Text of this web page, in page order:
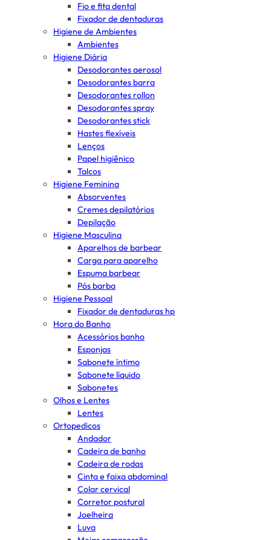
Fio e fita dental
Fixador de dentaduras
Higiene de Ambientes
Ambientes
Higiene Diária
Desodorantes aerosol
Desodorantes barra
Desodorantes rollon
Desodorantes spray
Desodorantes stick
Hastes flexíveis
Lenços
Papel higiênico
Talcos
Higiene Feminina
Absorventes
Cremes depilatórios
Depilação
Higiene Masculina
Aparelhos de barbear
Carga para aparelho
Espuma barbear
Pós barba
Higiene Pessoal
Fixador de dentaduras hp
Hora do Banho
Acessórios banho
Esponjas
Sabonete íntimo
Sabonete líquido
Sabonetes
Olhos e Lentes
Lentes
Ortopedicos
Andador
Cadeira de banho
Cadeira de rodas
Cinta e faixa abdominal
Colar cervical
Corretor postural
Joelheira
Luva